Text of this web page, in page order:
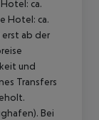
ca.
Hotel: ca.
ab der
und
Transfers
Bei